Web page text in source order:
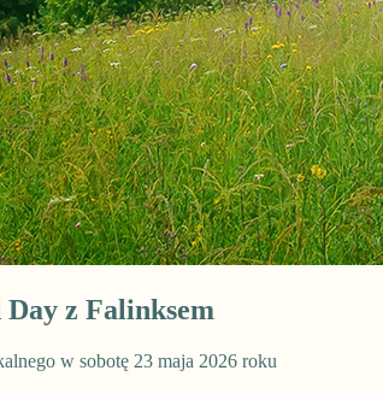
z Falinksem
w sobotę 23 maja 2026 roku